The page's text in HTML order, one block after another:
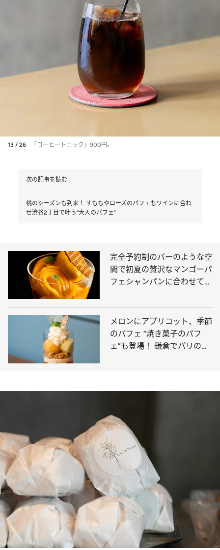
13 / 26 「コーヒートニック」900円。
次の記事を読む
桃のシーズンも到来！ すももやローズのパフェもワインに合わ
せ渋谷2丁目で叶う“大人のパフェ”
完全予約制のバーのような空
間で初夏の贅沢なマンゴーパ
フェシャンパンに合わせて贅
メロンにアプリコット、季節
のパフェ “焼き菓子のパフ
ェ”も登場！ 鎌倉でパリのエ